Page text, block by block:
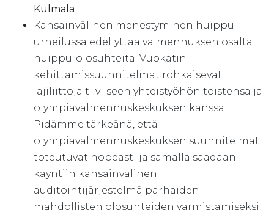
Kulmala
Kansainvälinen menestyminen huippu-
urheilussa edellyttää valmennuksen osalta
huippu-olosuhteita. Vuokatin
kehittämissuunnitelmat rohkaisevat
lajiliittoja tiiviiseen yhteistyöhön toistensa ja
olympiavalmennuskeskuksen kanssa.
Pidämme tärkeänä, että
olympiavalmennuskeskuksen suunnitelmat
toteutuvat nopeasti ja samalla saadaan
käyntiin kansainvälinen
auditointijärjestelmä parhaiden
mahdollisten olosuhteiden varmistamiseksi